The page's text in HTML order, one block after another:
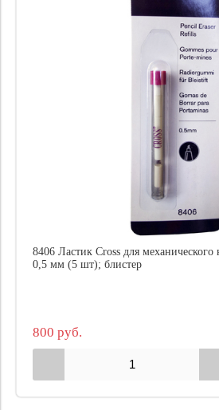
8406 Ластик Cross для механического
0,5 мм (5 шт); блистер
800 руб.